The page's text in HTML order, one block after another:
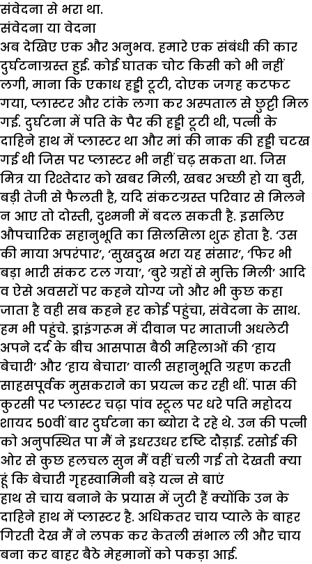
संवेदना से भरा था.
संवेदना या वेदना
अब देखिए एक और अनुभव. हमारे एक संबंधी की कार
दुर्घटनाग्रस्त हुई. कोई घातक चोट किसी को भी नहीं
लगी, माना कि एकाध हड्डी टूटी, दोएक जगह कटफट
गया, प्लास्टर और टांके लगा कर अस्पताल से छुट्टी मिल
गई. दुर्घटना में पति के पैर की हड्डी टूटी थी, पत्नी के
दाहिने हाथ में प्लास्टर था और मां की नाक की हड्डी चटख
गई थी जिस पर प्लास्टर भी नहीं चढ़ सकता था. जिस
मित्र या रिश्तेदार को खबर मिली, खबर अच्छी हो या बुरी,
बड़ी तेजी से फैलती है, यदि संकटग्रस्त परिवार से मिलने
न आए तो दोस्ती, दुश्मनी में बदल सकती है. इसलिए
औपचारिक सहानुभूति का सिलसिला शुरू होता है. ‘उस
की माया अपरंपार’, ‘सुखदुख भरा यह संसार’, ‘फिर भी
बड़ा भारी संकट टल गया’, ‘बुरे ग्रहों से मुक्ति मिली’ आदि
व ऐसे अवसरों पर कहने योग्य जो और भी कुछ कहा
जाता है वही सब कहने हर कोई पहुंचा, संवेदना के साथ.
हम भी पहुंचे. ड्राइंगरूम में दीवान पर माताजी अधलेटी
अपने दर्द के बीच आसपास बैठी महिलाओं की ‘हाय
बेचारी’ और ‘हाय बेचारा’ वाली सहानुभूति ग्रहण करती
साहसपूर्वक मुसकराने का प्रयत्न कर रही थीं. पास की
कुरसी पर प्लास्टर चढ़ा पांव स्टूल पर धरे पति महोदय
शायद 50वीं बार दुर्घटना का ब्योरा दे रहे थे. उन की पत्नी
को अनुपस्थित पा मैं ने इधरउधर दृष्टि दौड़ाई. रसोई की
ओर से कुछ हलचल सुन मैं वहीं चली गई तो देखती क्या
हूं कि बेचारी गृहस्वामिनी बड़े यत्न से बाएं
हाथ से चाय बनाने के प्रयास में जुटी हैं क्योंकि उन के
दाहिने हाथ में प्लास्टर है. अधिकतर चाय प्याले के बाहर
गिरती देख मैं ने लपक कर केतली संभाल ली और चाय
बना कर बाहर बैठे मेहमानों को पकड़ा आई.